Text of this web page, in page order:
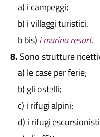
a) i campeggi;
b) i villaggi turistici.
b bis) i marina resort.
8. Sono strutture
a) le case per ferie;
b) gli ostelli;
c) i rifugi alpini;
d) i rifugi